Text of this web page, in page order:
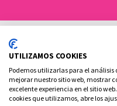
Política de cookies
UTILIZAMOS COOKIES
Podemos utilizarlas para el análisis
mejorar nuestro sitio web, mostrar
excelente experiencia en el sitio
cookies que utilizamos, abre los